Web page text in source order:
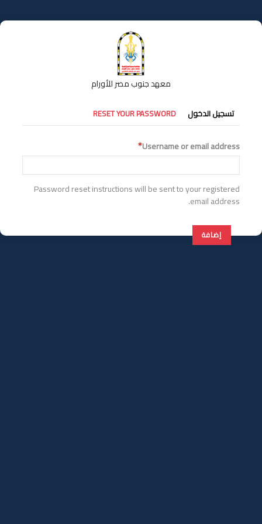
إلى
المحتوى
معهد جنوب مصر للأورام
التبويبات
الأساسية
تسجيل الدخول RESET YOUR PASSWORD
Username or email address
Password reset instructions will be sent to your registered
email address.